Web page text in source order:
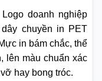
Logo doanh nghiệp
chuyền in PET
in bám chắc, thể
lên màu chuẩn xác
hay bong tróc.